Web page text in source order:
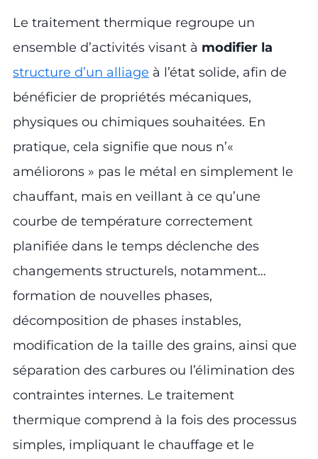
Le traitement thermique regroupe un
ensemble d’activités visant à modifier la
structure d’un alliage à l’état solide, afin de
bénéficier de propriétés mécaniques,
physiques ou chimiques souhaitées. En
pratique, cela signifie que nous n’«
améliorons » pas le métal en simplement le
chauffant, mais en veillant à ce qu’une
courbe de température correctement
planifiée dans le temps déclenche des
changements structurels, notamment…
formation de nouvelles phases,
décomposition de phases instables,
modification de la taille des grains, ainsi que
séparation des carbures ou l’élimination des
contraintes internes. Le traitement
thermique comprend à la fois des processus
simples, impliquant le chauffage et le